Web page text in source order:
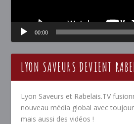
00:00
LYON SAVEURS DEVIENT
Lyon Saveurs et Rabelais.TV
nouveau média global avec
mais aussi des vidéos !